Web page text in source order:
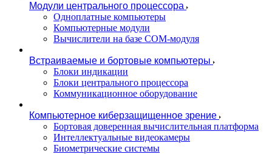
Модули центрального процессора
Одноплатные компьютеры
Компьютерные модули
Вычислители на базе COM-модуля
Встраиваемые и бортовые компьютеры
Блоки индикации
Блоки центрального процессора
Коммуникационное оборудование
Компьютерное киберзащищенное зрение
Бортовая доверенная вычислительная платформа
Интеллектуальные видеокамеры
Биометрические системы